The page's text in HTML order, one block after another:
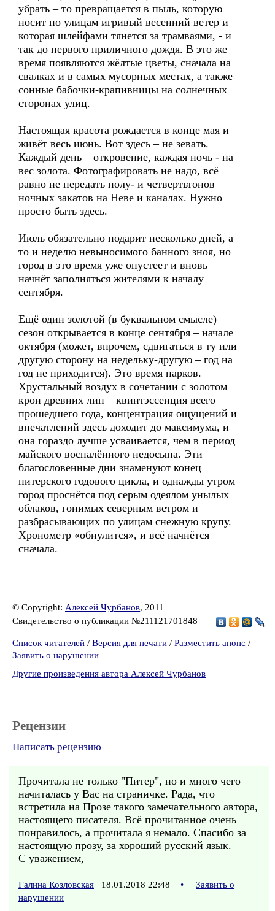
убрать – то превращается в пыль, которую
носит по улицам игривый весенний ветер и
которая шлейфами тянется за трамваями, - и
так до первого приличного дождя. В это же
время появляются жёлтые цветы, сначала на
свалках и в самых мусорных местах, а также
сонные бабочки-крапивницы на солнечных
сторонах улиц.
Настоящая красота рождается в конце мая и
живёт весь июнь. Вот здесь – не зевать.
Каждый день – откровение, каждая ночь - на
вес золота. Фотографировать не надо, всё
равно не передать полу- и четвертьтонов
ночных закатов на Неве и каналах. Нужно
просто быть здесь.
Июль обязательно подарит несколько дней, а
то и неделю невыносимого банного зноя, но
город в это время уже опустеет и вновь
начнёт заполняться жителями к началу
сентября.
Ещё один золотой (в буквальном смысле)
сезон открывается в конце сентября – начале
октября (может, впрочем, сдвигаться в ту или
другую сторону на недельку-другую – год на
год не приходится). Это время парков.
Хрустальный воздух в сочетании с золотом
крон древних лип – квинтэссенция всего
прошедшего года, концентрация ощущений и
впечатлений здесь доходит до максимума, и
она гораздо лучше усваивается, чем в период
майского воспалённого недосыпа. Эти
благословенные дни знаменуют конец
питерского годового цикла, и однажды утром
город проснётся под серым одеялом унылых
облаков, гонимых северным ветром и
разбрасывающих по улицам снежную крупу.
Хронометр «обнулится», и всё начнётся
сначала.
© Copyright: Алексей Чурбанов, 2011
Свидетельство о публикации №211121701848
Список читателей / Версия для печати / Разместить анонс /
Заявить о нарушении
Другие произведения автора Алексей Чурбанов
Рецензии
Написать рецензию
Прочитала не только "Питер", но и много чего
начиталась у Вас на страничке. Рада, что
встретила на Прозе такого замечательного автора,
настоящего писателя. Всё прочитанное очень
понравилось, а прочитала я немало. Спасибо за
настоящую прозу, за хороший русский язык.
С уважением,
Галина Козловская 18.01.2018 22:48 •
Заявить о
нарушении